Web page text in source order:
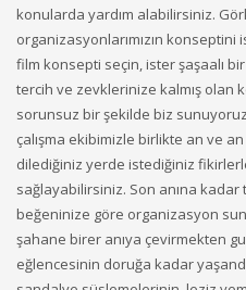
konularda yardım alabilirsiniz.
organizasyonlarımızın
film konsepti seçin, ister şaşaalı
tercih ve zevklerinize kalmış olan
sorunsuz bir şekilde biz
çalışma ekibimizle birlikte an ve
dilediğiniz yerde istediğiniz
sağlayabilirsiniz. Son anına
beğeninize göre organizasyon
şahane birer anıya çevirmekten
eğlencesinin doruğa kadar